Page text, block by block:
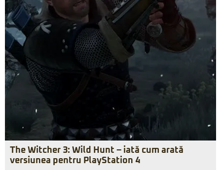
The Witcher 3: Wild Hunt – iată cum arată
versiunea pentru PlayStation 4